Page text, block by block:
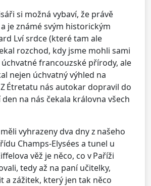
si možná vybaví, že právě
je známé svým historickým
Lví srdce (které tam ale
rozchod, kdy jsme mohli sami
francouzské přírody, ale
nejen úchvatný výhled na
Étretatu nás autokar dopravil do
na nás čekala královna všech
vyhrazeny dva dny z našeho
Champs-Elysées a tunel u
věž je něco, co v Paříži
tedy až na paní učitelky,
a zážitek, který jen tak něco